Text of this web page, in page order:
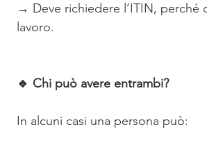
→ Deve richiedere l’ITIN, perché
lavoro.
🔹 Chi può avere entrambi?
In alcuni casi una persona può: